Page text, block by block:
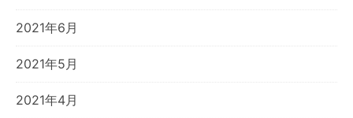
2021年6月
2021年5月
2021年4月